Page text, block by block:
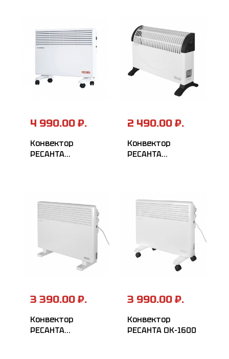
4 990.00 ₽.
Конвектор
РЕСАНТА
2 490.00 ₽.
Конвектор
РЕСАНТА
3 390.00 ₽.
Конвектор
РЕСАНТА
3 990.00 ₽.
Конвектор
РЕСАНТА ОК-1600